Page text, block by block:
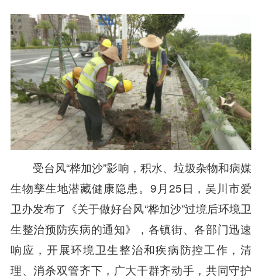
受台风“桦加沙”影响，积水、垃圾杂物和病媒
生物孳生地潜藏健康隐患。9月25日，吴川市爱
卫办发布了《关于做好台风“桦加沙”过境后环境卫
生整治预防疾病的通知》，各镇街、各部门迅速
响应，开展环境卫生整治和疾病防控工作，清
理、消杀双管齐下，广大干群齐动手，共同守护